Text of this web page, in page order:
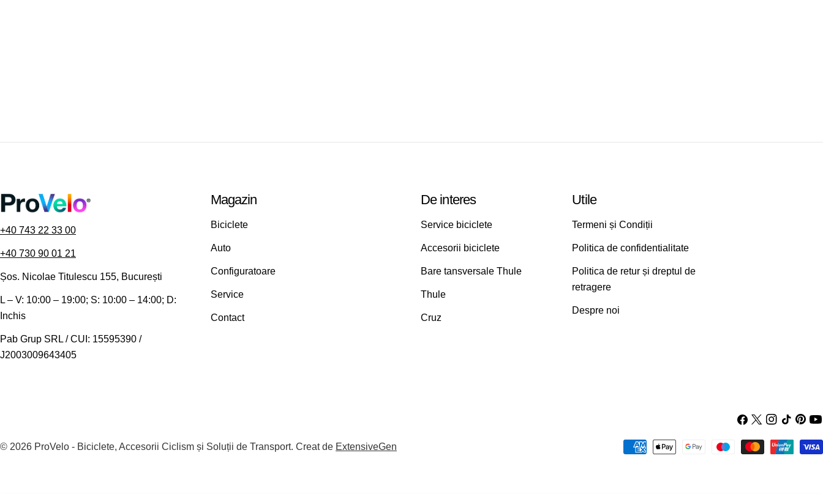
+40 743 22 33 00
+40 730 90 01 21
Șos. Nicolae Titulescu 155, București
L – V: 10:00 – 19:00; S: 10:00 – 14:00; D:
Inchis
Pab Grup SRL / CUI: 15595390 /
J2003009643405
Magazin
Biciclete
Auto
Configuratoare
Service
Contact
De interes
Service biciclete
Accesorii biciclete
Bare tansversale Thule
Thule
Cruz
Utile
Termeni și Condiții
Politica de confidentialitate
Politica de retur și dreptul de
retragere
Despre noi
Facebook
X
Instagram
TIC-
© 2026 ProVelo - Biciclete, Accesorii Ciclism și Soluții de Transport. Creat de ExtensiveGen
Metode